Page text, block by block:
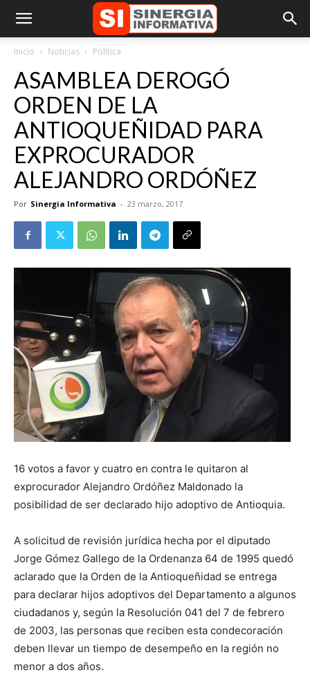
Inicio Noticias Política
ASAMBLEA DEROGÓ
ORDEN DE LA
ANTIOQUEÑIDAD PARA
EXPROCURADOR
ALEJANDRO ORDÓÑEZ
Por Sinergia Informativa - 23 marzo, 2017
16 votos a favor y cuatro en contra le quitaron al
exprocurador Alejandro Ordóñez Maldonado la
posibilidad de ser declarado hijo adoptivo de Antioquia.
A solicitud de revisión jurídica hecha por el diputado
Jorge Gómez Gallego de la Ordenanza 64 de 1995 quedó
aclarado que la Orden de la Antioqueñidad se entrega
para declarar hijos adoptivos del Departamento a algunos
ciudadanos y, según la Resolución 041 del 7 de febrero
de 2003, las personas que reciben esta condecoración
deben llevar un tiempo de desempeño en la región no
menor a dos años.